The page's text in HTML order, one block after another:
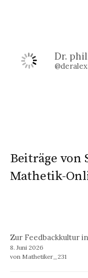
Beiträge von
Mathetik-
Zur Feedbackkultur
8. Juni 2026
von Mathetiker_231